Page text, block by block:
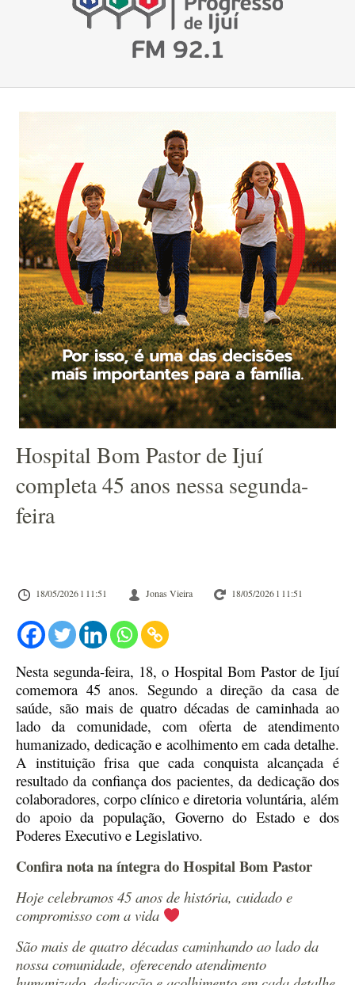
Hospital Bom Pastor de Ijuí
completa 45 anos nessa segunda-
feira
18/05/2026 l 11:51 Jonas Vieira 18/05/2026 l 11:51
Nesta segunda-feira, 18, o Hospital Bom Pastor de Ijuí
comemora 45 anos. Segundo a direção da casa de
saúde, são mais de quatro décadas de caminhada ao
lado da comunidade, com oferta de atendimento
humanizado, dedicação e acolhimento em cada detalhe.
A instituição frisa que cada conquista alcançada é
resultado da confiança dos pacientes, da dedicação dos
colaboradores, corpo clínico e diretoria voluntária, além
do apoio da população, Governo do Estado e dos
Poderes Executivo e Legislativo.
Confira nota na íntegra do Hospital Bom Pastor
Hoje celebramos 45 anos de história, cuidado e
compromisso com a vida
São mais de quatro décadas caminhando ao lado da
nossa comunidade, oferecendo atendimento